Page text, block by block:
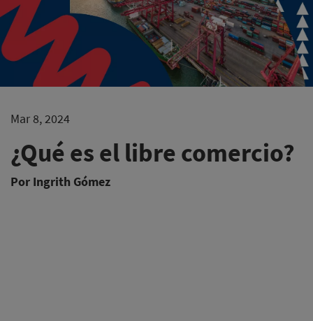
Mar 8, 2024
¿Qué es el libre comercio?
Por Ingrith Gómez